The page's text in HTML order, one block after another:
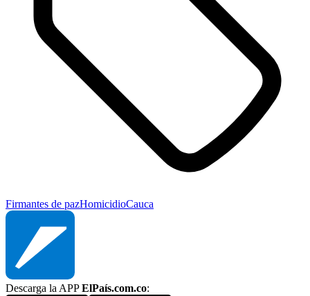
Firmantes de pazHomicidioCauca
Descarga la APPElPaís.com.co: